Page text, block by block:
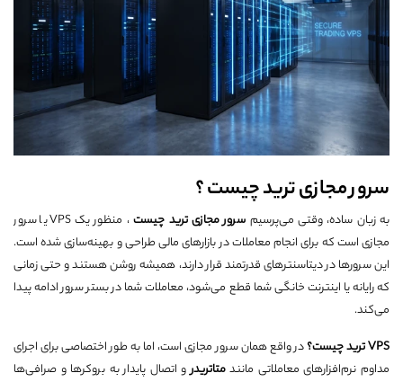
سرور مجازی ترید چیست ؟
به زبان ساده، وقتی می‌پرسیم سرور مجازی ترید چیست
، منظور یک VPS یا سرور
مجازی است که برای انجام معاملات در بازارهای مالی طراحی و بهینه‌سازی شده است.
این سرورها در دیتاسنترهای قدرتمند قرار دارند، همیشه روشن هستند و حتی زمانی
که رایانه یا اینترنت خانگی شما قطع می‌شود، معاملات شما در بستر سرور ادامه پیدا
می‌کند.
VPSترید چیست؟در واقع همان سرور مجازی است، اما به طور اختصاصی برای اجرای
مداوم نرم‌افزارهای معاملاتی مانندمتاتریدرو اتصال پایدار به بروکرها و صرافی‌ها